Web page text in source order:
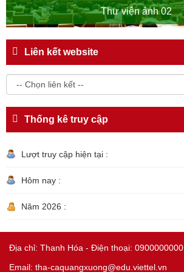
Thư viện ảnh 02
Liên kết website
Thống kê truy cập
Lượt truy cập hiện tại :
Hôm nay :
Năm 2026 :
Địa chỉ: Thanh Hóa - Điện thoại: 0900000000
Email: tha-caquangxuong@edu.viettel.vn